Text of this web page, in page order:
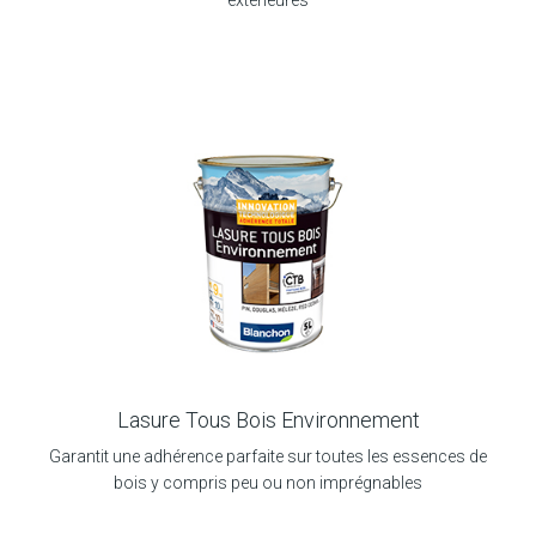
Lasure Tous Bois Environnement
Garantit une adhérence parfaite sur toutes les essences de
bois y compris peu ou non imprégnables